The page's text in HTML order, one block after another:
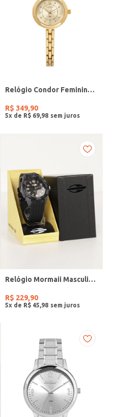
Relógio Condor Feminino DOURADO
R$ 349,90
5x de R$ 69 98
Relógio Mormaii Masculino PRETO
R$ 229,90
5x de R$ 45 98